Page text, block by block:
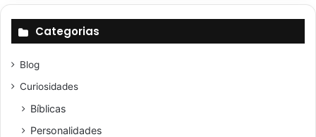
Categorias
Blog
Curiosidades
Bíblicas
Personalidades